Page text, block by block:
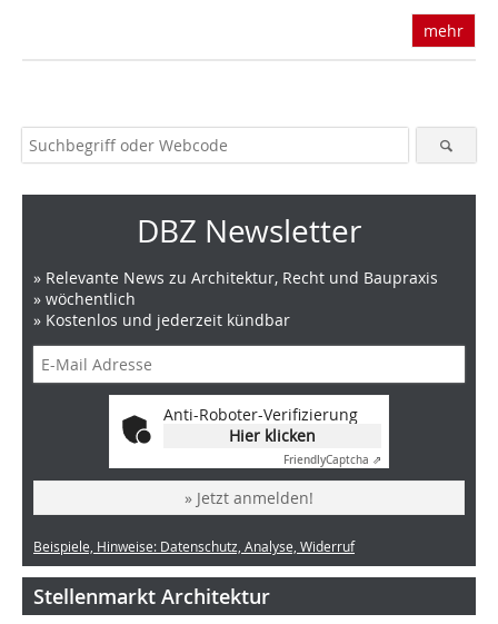
mehr
DBZ Newsletter
» Relevante News zu Architektur, Recht und Baupraxis
» wöchentlich
» Kostenlos und jederzeit kündbar
Anti-Roboter-Verifizierung
Hier klicken
FriendlyCaptcha ⇗
» Jetzt anmelden!
Beispiele, Hinweise: Datenschutz, Analyse, Widerruf
Stellenmarkt Architektur